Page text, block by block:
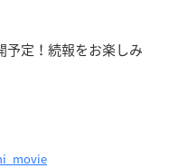
予定！続報をお楽しみ